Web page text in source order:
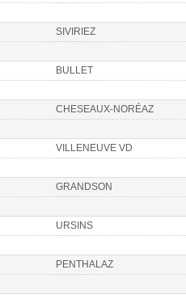
SIVIRIEZ
BULLET
CHESEAUX-NORÉAZ
VILLENEUVE VD
GRANDSON
URSINS
PENTHALAZ